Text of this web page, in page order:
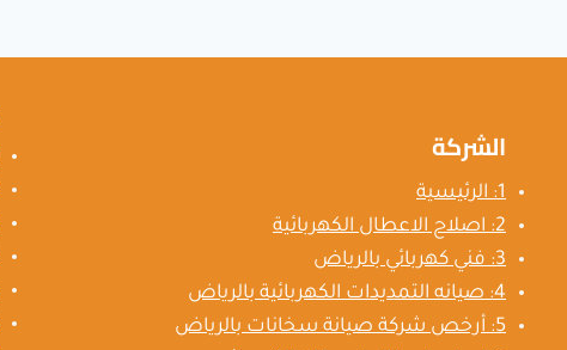
الشركة
1: الرئيسية
2: اصلاح الاعطال الكهربائية
3: فني كهربائي بالرياض
4: صيانه التمديدات الكهربائية بالرياض
5: أرخص شركة صيانة سخانات بالرياض